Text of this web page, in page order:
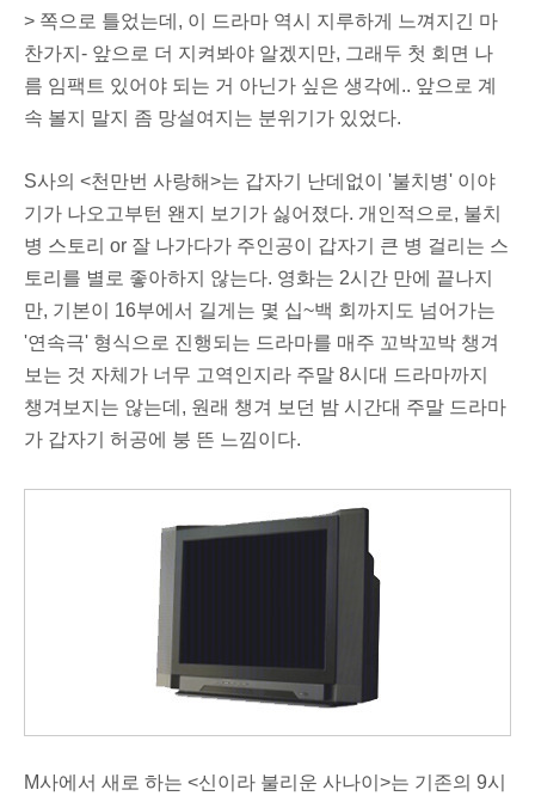
> 쪽으로 틀었는데, 이 드라마 역시 지루하게 느껴지긴 마
찬가지- 앞으로 더 지켜봐야 알겠지만, 그래두 첫 회면 나
름 임팩트 있어야 되는 거 아닌가 싶은 생각에.. 앞으로 계
속 볼지 말지 좀 망설여지는 분위기가 있었다.
S사의 <천만번 사랑해>는 갑자기 난데없이 '불치병' 이야
기가 나오고부턴 왠지 보기가 싫어졌다. 개인적으로, 불치
병 스토리 or 잘 나가다가 주인공이 갑자기 큰 병 걸리는 스
토리를 별로 좋아하지 않는다. 영화는 2시간 만에 끝나지
만, 기본이 16부에서 길게는 몇 십~백 회까지도 넘어가는
'연속극' 형식으로 진행되는 드라마를 매주 꼬박꼬박 챙겨
보는 것 자체가 너무 고역인지라 주말 8시대 드라마까지
챙겨보지는 않는데, 원래 챙겨 보던 밤 시간대 주말 드라마
가 갑자기 허공에 붕 뜬 느낌이다.
M사에서 새로 하는 <신이라 불리운 사나이>는 기존의 9시